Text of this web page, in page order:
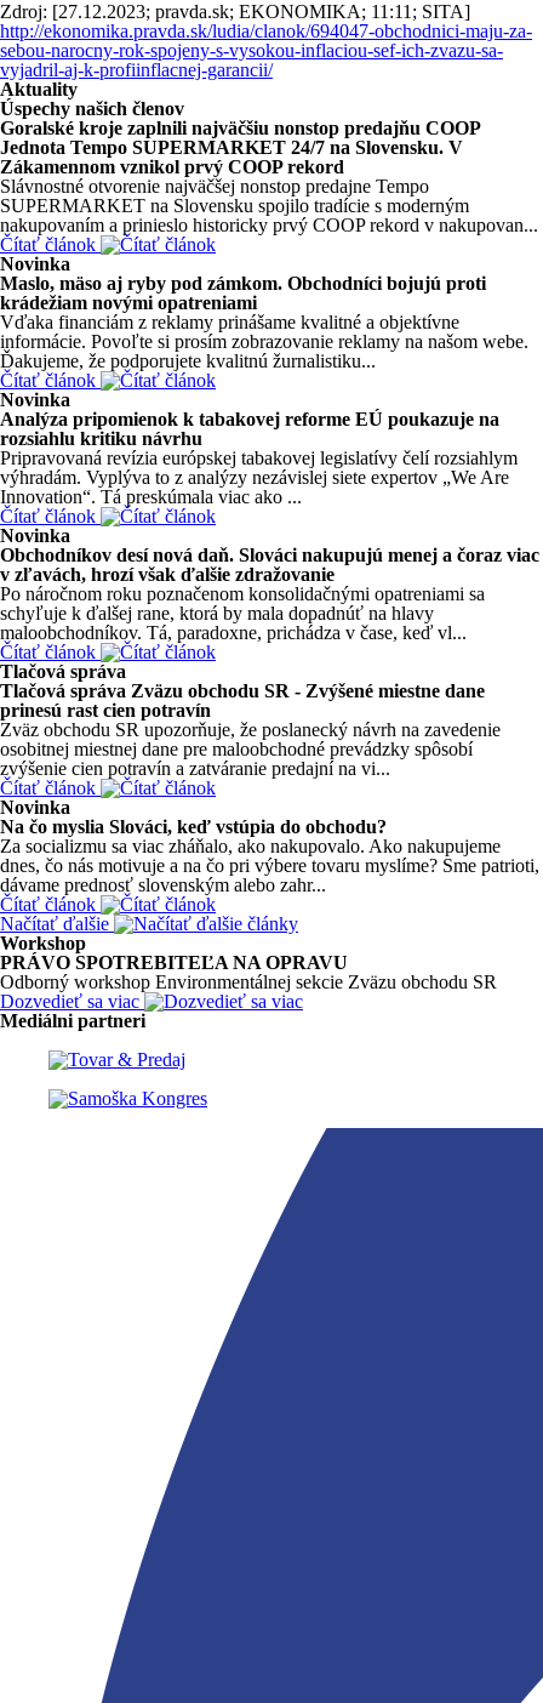
Zdroj: [27.12.2023; pravda.sk; EKONOMIKA; 11:11; SITA]
http://ekonomika.pravda.sk/ludia/clanok/694047-obchodnici-maju-za-
sebou-narocny-rok-spojeny-s-vysokou-inflaciou-sef-ich-zvazu-sa-
vyjadril-aj-k-profiinflacnej-garancii/
Aktuality
Úspechy našich členov
Goralské kroje zaplnili najväčšiu nonstop predajňu COOP
Jednota Tempo SUPERMARKET 24/7 na Slovensku. V
Zákamennom vznikol prvý COOP rekord
Slávnostné otvorenie najväčšej nonstop predajne Tempo
SUPERMARKET na Slovensku spojilo tradície s moderným
nakupovaním a prinieslo historicky prvý COOP rekord v nakupovan...
Čítať článok
Novinka
Maslo, mäso aj ryby pod zámkom. Obchodníci bojujú proti
krádežiam novými opatreniami
Vďaka financiám z reklamy prinášame kvalitné a objektívne
informácie. Povoľte si prosím zobrazovanie reklamy na našom webe.
Ďakujeme, že podporujete kvalitnú žurnalistiku...
Čítať článok
Novinka
Analýza pripomienok k tabakovej reforme EÚ poukazuje na
rozsiahlu kritiku návrhu
Pripravovaná revízia európskej tabakovej legislatívy čelí rozsiahlym
výhradám. Vyplýva to z analýzy nezávislej siete expertov „We Are
Innovation“. Tá preskúmala viac ako ...
Čítať článok
Novinka
Obchodníkov desí nová daň. Slováci nakupujú menej a čoraz viac
v zľavách, hrozí však ďalšie zdražovanie
Po náročnom roku poznačenom konsolidačnými opatreniami sa
schyľuje k ďalšej rane, ktorá by mala dopadnúť na hlavy
maloobchodníkov. Tá, paradoxne, prichádza v čase, keď vl...
Čítať článok
Tlačová správa
Tlačová správa Zväzu obchodu SR - Zvýšené miestne dane
prinesú rast cien potravín
Zväz obchodu SR upozorňuje, že poslanecký návrh na zavedenie
osobitnej miestnej dane pre maloobchodné prevádzky spôsobí
zvýšenie cien potravín a zatváranie predajní na vi...
Čítať článok
Novinka
Na čo myslia Slováci, keď vstúpia do obchodu?
Za socializmu sa viac zháňalo, ako nakupovalo. Ako nakupujeme
dnes, čo nás motivuje a na čo pri výbere tovaru myslíme? Sme patrioti,
dávame prednosť slovenským alebo zahr...
Čítať článok
Načítať ďalšie
Workshop
PRÁVO SPOTREBITEĽA NA OPRAVU
Odborný workshop Environmentálnej sekcie Zväzu obchodu SR
Dozvedieť sa viac
Mediálni partneri